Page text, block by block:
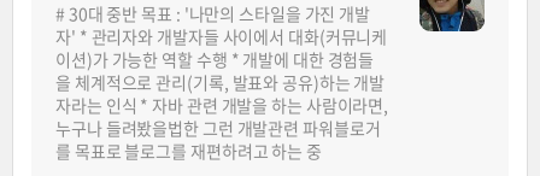
# 30대 중반 목표 : '나만의 스타일을 가진 개발
자' * 관리자와 개발자들 사이에서 대화(커뮤니케
이션)가 가능한 역할 수행 * 개발에 대한 경험들
을 체계적으로 관리(기록, 발표와 공유)하는 개발
자라는 인식 * 자바 관련 개발을 하는 사람이라면,
누구나 들려봤을법한 그런 개발관련 파워블로거
를 목표로 블로그를 재편하려고 하는 중